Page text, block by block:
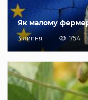
Як малому
3 липня 754